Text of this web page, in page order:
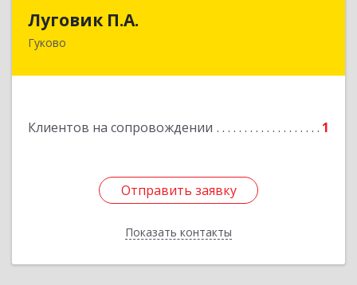
Луговик П.А.
Гуково
Клиентов на сопровождении 1
Отправить заявку
Показать контакты
Отправить заявку
Назад